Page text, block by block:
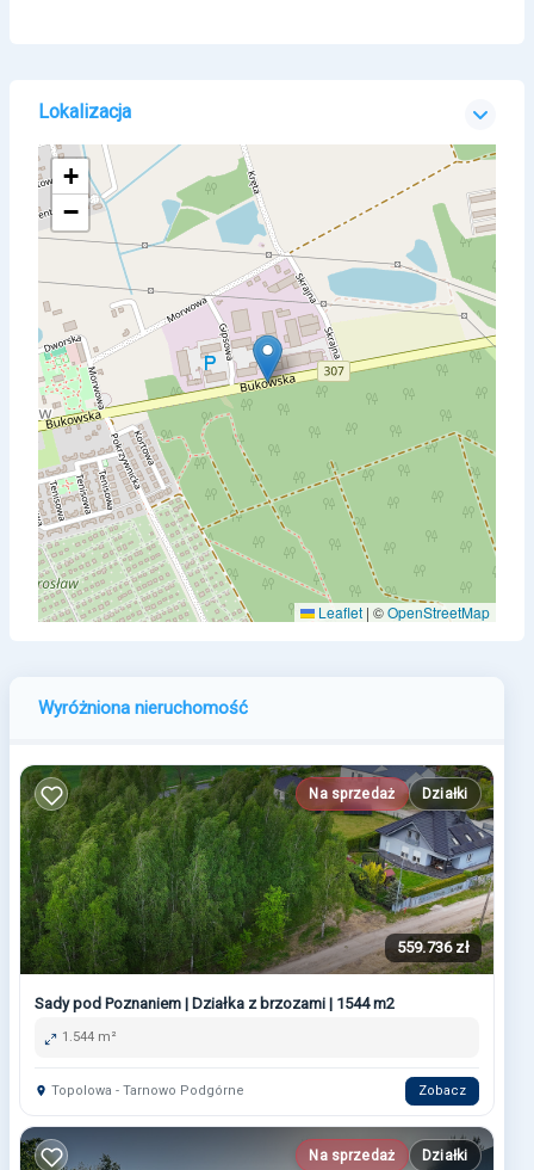
Lokalizacja
+
−
Leaflet | ©OpenStreetMap
Wyróżniona nieruchomość
Na sprzedaż Działki
559.736 zł
Sady pod Poznaniem | Działka z brzozami | 1544 m2
1.544 m²
Topolowa - Tarnowo Podgórne Zobacz
Na sprzedaż Działki